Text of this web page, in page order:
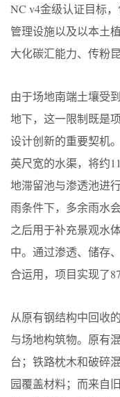
NC v4金级认证目标
管理设施以及以本土
大化碳汇能力、传粉
由于场地南端土壤受
地下，这一限制既是
设计创新的重要契机
英尺宽的水渠，将约
地滞留池与渗透池进
雨条件下，多余雨水
之后用于补充景观水
中。通过渗透、储存
合运用，项目实现了
从原有钢结构中回收
与场地构筑物。原有
台；铁路枕木和破碎
园覆盖材料；而来自